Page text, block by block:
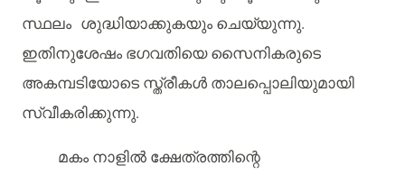
സ്ഥലം ശുദ്ധിയാക്കുകയും ചെയ്യുന്നു.
ഇതിനുശേഷം ഭഗവതിയെ സൈനികരുടെ
അകമ്പടിയോടെ സ്ത്രീകൾ താലപ്പൊലിയുമായി
സ്വീകരിക്കുന്നു.
മകം നാളിൽ ക്ഷേത്രത്തിന്റെ